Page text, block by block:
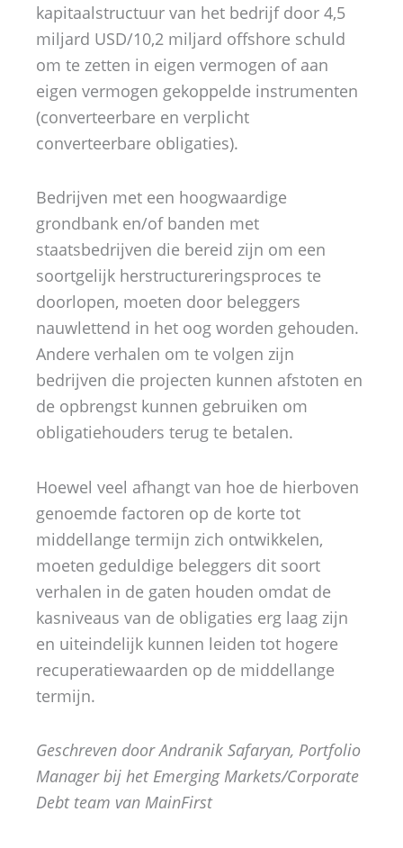
kapitaalstructuur van het bedrijf door 4,5
miljard USD/10,2 miljard offshore schuld
om te zetten in eigen vermogen of aan
eigen vermogen gekoppelde instrumenten
(converteerbare en verplicht
converteerbare obligaties).
Bedrijven met een hoogwaardige
grondbank en/of banden met
staatsbedrijven die bereid zijn om een
soortgelijk herstructureringsproces te
doorlopen, moeten door beleggers
nauwlettend in het oog worden gehouden.
Andere verhalen om te volgen zijn
bedrijven die projecten kunnen afstoten en
de opbrengst kunnen gebruiken om
obligatiehouders terug te betalen.
Hoewel veel afhangt van hoe de hierboven
genoemde factoren op de korte tot
middellange termijn zich ontwikkelen,
moeten geduldige beleggers dit soort
verhalen in de gaten houden omdat de
kasniveaus van de obligaties erg laag zijn
en uiteindelijk kunnen leiden tot hogere
recuperatiewaarden op de middellange
termijn.
Geschreven door Andranik Safaryan, Portfolio
Manager bij het Emerging Markets/Corporate
Debt team van MainFirst